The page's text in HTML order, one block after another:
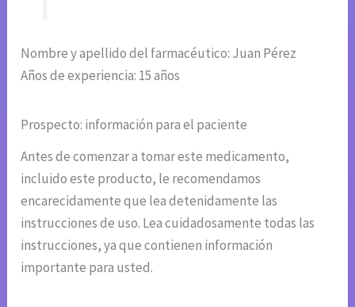
Nombre y apellido del farmacéutico: Juan Pérez
Años de experiencia: 15 años
Prospecto: información para el paciente
Antes de comenzar a tomar este medicamento,
incluido este producto, le recomendamos
encarecidamente que lea detenidamente las
instrucciones de uso. Lea cuidadosamente todas las
instrucciones, ya que contienen información
importante para usted.